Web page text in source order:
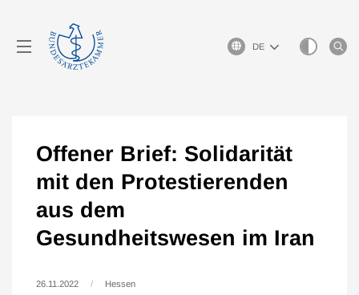
Sprachauswahl
Offener Brief: Solidarität
mit den Protestierenden
aus dem
Gesundheitswesen im Iran
26.11.2022 Hessen